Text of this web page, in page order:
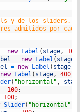
y de los
admitidos por
= new Label ( stage, 10
= new Label ( stage
= new Label ( stage
new Label ( stage, 400
( "horizontal" ,
-100;
100;
Slider( "horizontal"